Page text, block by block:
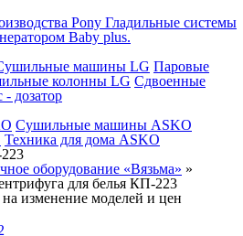
Pony Гладильные системы
Baby plus.
машины LG Паровые
колонны LG Сдвоенные
- дозатор
Сушильные машины ASKO
Техника для дома ASKO
оборудование «Вязьма» »
для белья КП-223
изменение моделей и цен